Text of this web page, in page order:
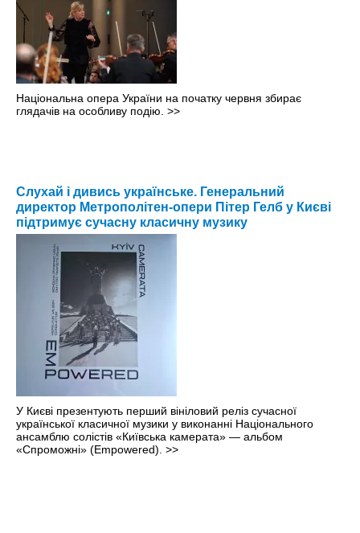
Національна опера України на початку червня збирає
глядачів на особливу подію. >>
Слухай і дивись українське. Генеральний
директор Метрополітен-опери Пітер Гелб у Києві
підтримує сучасну класичну музику
У Києві презентують перший вініловий реліз сучасної
української класичної музики у виконанні Національного
ансамблю солістів «Київська камерата» — альбом
«Спроможні» (Empowered). >>